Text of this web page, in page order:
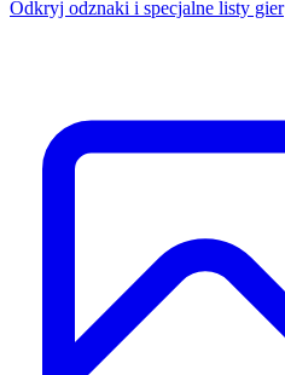
Odkryj odznaki i specjalne listy gier